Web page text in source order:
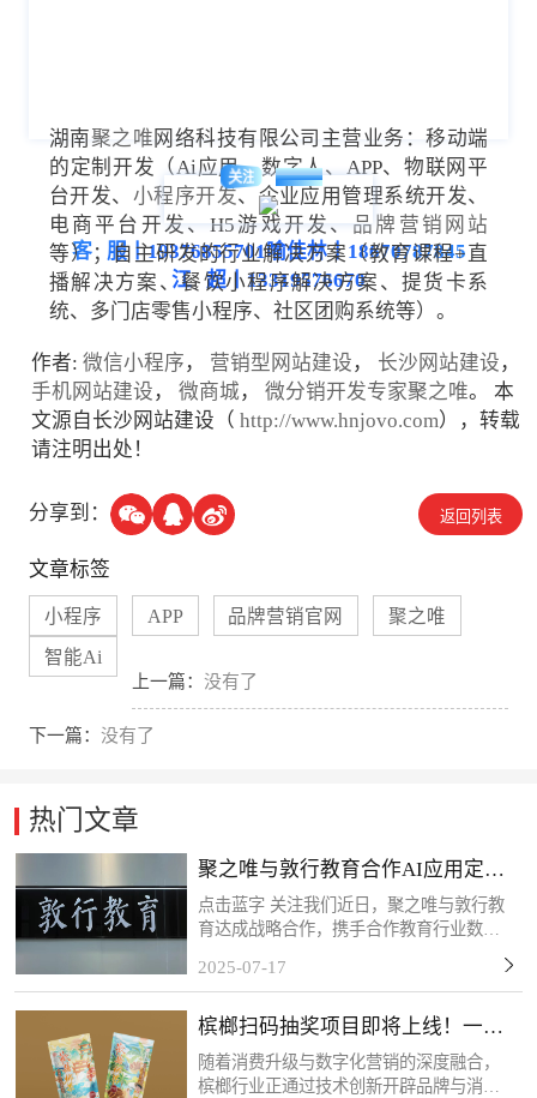
湖南聚之唯 网络科技有限公司主营业务：移动端
的定制开发（Ai应用、数字人、APP、物联网平
台开发、 小程序开发、企业应用管理系统开发、
电商平台开发、H5游戏开发、 品牌营销网站
等）；自主研发的行业解决方案（教育课程+直
播解决方案、餐饮小程序解决方案、提货卡系
统、多门店零售小程序、社区团购系统等）。
关注 HNJOVO
客 服丨19376855701喻佳林丨18670787845
江 超丨13319576670
作者:微信小程序 ， 营销型网站建设 ， 长沙网站建设 ，
手机网站建设 ，微商城 ，微分销开发专家聚之唯。 本
文源自长沙网站建设（http://www.hnjovo.com），转载
请注明出处！
分享到： 返回列表
文章标签
小程序 APP 品牌营销官网 聚之唯
智能Ai
上一篇： 没有了
下一篇： 没有了
热门文章
聚之唯与敦行教育合作AI应用定制
开发项目
点击蓝字 关注我们近日，聚之唯与敦行教
育达成战略合作，携手合作教育行业数字
目。此次应用系统的开发主要为敦行教育
撑。感谢客户的信任和...
2025-07-17
槟榔扫码抽奖项目即将上线！一物
一码，精准触达！
随着消费升级与数字化营销的深度融合，
槟榔行业正通过技术创新开辟品牌与消费